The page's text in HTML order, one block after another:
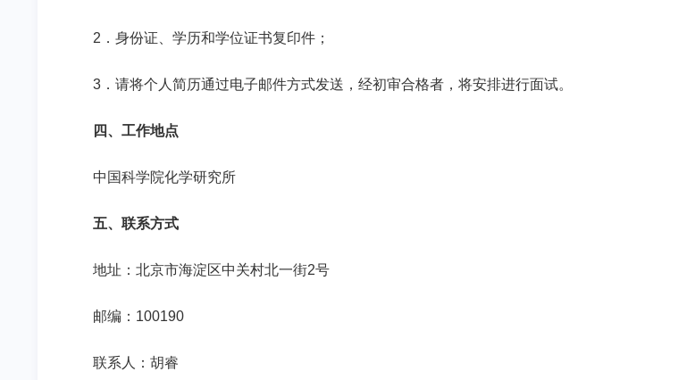
2 ．身份证、学历和学位证书复印件；
3 ．请将个人简历通过电子邮件方式发送，经初审合格者，将安排进行面试。
四、工作地点
中国科学院化学研究所
五、联系方式
地址：北京市海淀区中关村北一街2号
邮编： 100190
联系人：胡睿